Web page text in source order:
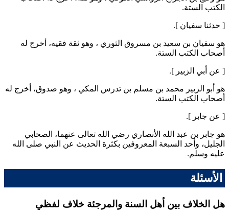
الكتب الستة.
[ حدثنا سفيان ].
هو سفيان بن سعيد بن مسروق الثوري ، وهو ثقة فقيه، أخرج له
أصحاب الكتب الستة.
[ عن أبي الزبير ].
هو أبو الزبير محمد بن مسلم بن تدرس المكي ، وهو صدوق، أخرج له
أصحاب الكتب الستة.
[ عن جابر ].
هو جابر بن عبد الله الأنصاري رضي الله تعالى عنهما، الصحابي
الجليل، وأحد السبعة المعروفين بكثرة الحديث عن النبي صلى الله
عليه وسلم.
الأسئلة
هل الخلاف بين أهل السنة والمرجئة خلاف لفظي